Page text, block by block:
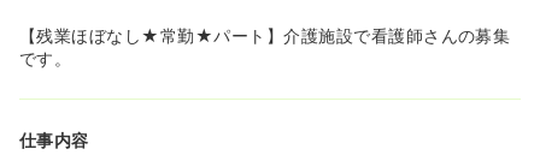
【残業ほぼなし★常勤★パート】介護施設で看護師さんの募集
です。
仕事内容